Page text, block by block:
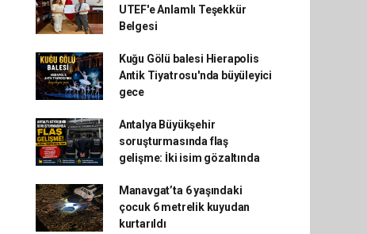
UTEF'e Anlamlı Teşekkür
Belgesi
Kuğu Gölü balesi Hierapolis
Antik Tiyatrosu'nda büyüleyici
gece
Antalya Büyükşehir
soruşturmasında flaş
gelişme: İki isim gözaltında
Manavgat’ta 6 yaşındaki
çocuk 6 metrelik kuyudan
kurtarıldı